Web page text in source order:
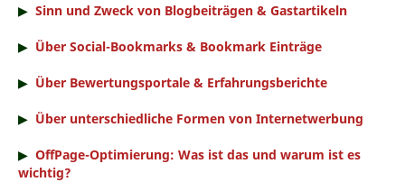
▶ Sinn und Zweck von Blogbeiträgen & Gastartikeln
▶ Über Social-Bookmarks & Bookmark Einträge
▶ Über Bewertungsportale & Erfahrungsberichte
▶ Über unterschiedliche Formen von Internetwerbung
▶ OffPage-Optimierung: Was ist das und warum ist es
wichtig?